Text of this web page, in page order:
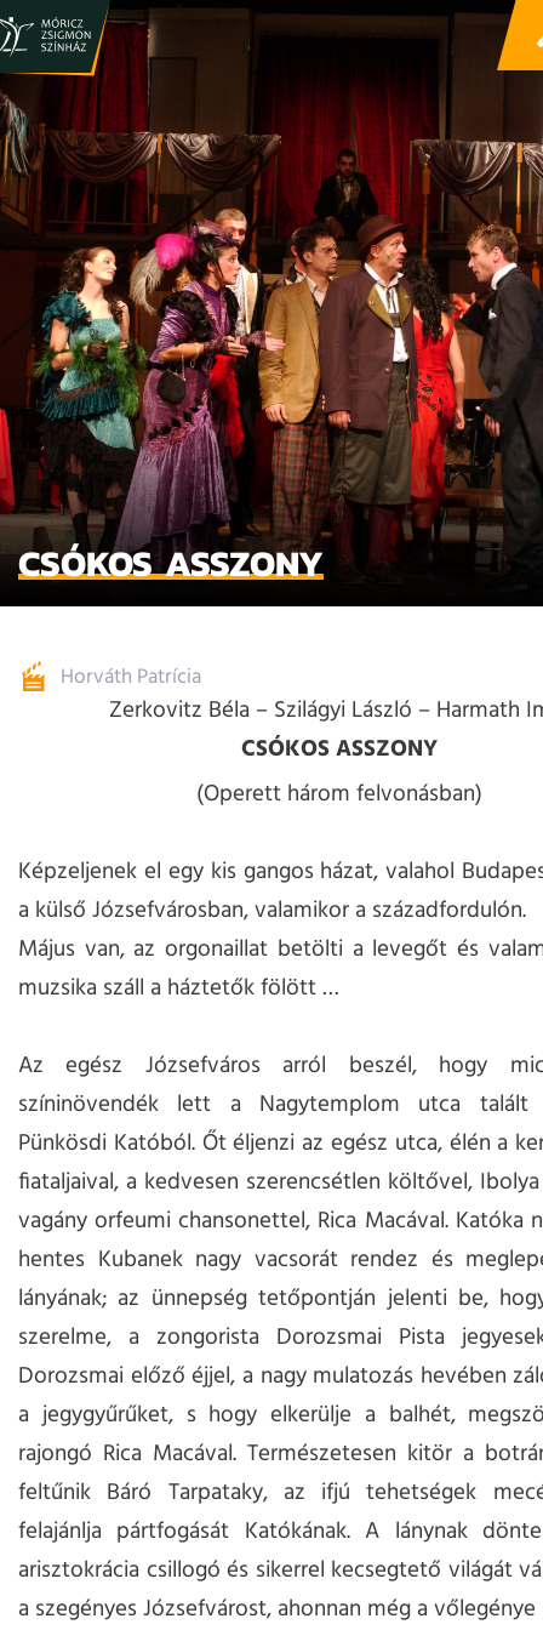
CSÓKOS ASSZONY
Horváth Patrícia
Zerkovitz Béla – Szilágyi László – Harmath
CSÓKOS ASSZONY
(Operett három felvonásban)
Képzeljenek el egy kis gangos házat, valahol
a külső Józsefvárosban, valamikor a századfordulón.
Május van, az orgonaillat betölti a levegőt és
muzsika száll a háztetők fölött …
Az egész Józsefváros arról beszél, hogy
színinövendék lett a Nagytemplom utca talált
Pünkösdi Katóból. Őt éljenzi az egész utca, élén a
fiataljaival, a kedvesen szerencsétlen költővel,
vagány orfeumi chansonettel, Rica Macával. Katóka
hentes Kubanek nagy vacsorát rendez és
lányának; az ünnepség tetőpontján jelenti be,
szerelme, a zongorista Dorozsmai Pista
Dorozsmai előző éjjel, a nagy mulatozás hevében
a jegygyűrűket, s hogy elkerülje a balhét,
rajongó Rica Macával. Természetesen kitör a
feltűnik Báró Tarpataky, az ifjú tehetségek
felajánlja pártfogását Katókának. A lánynak
arisztokrácia csillogó és sikerrel kecsegtető világát
a szegényes Józsefvárost, ahonnan még a